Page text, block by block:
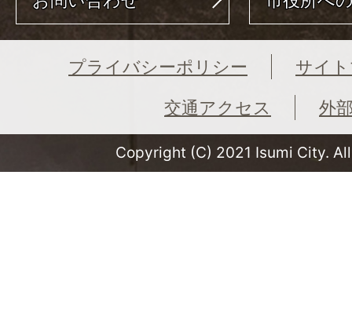
プライバシーポリシー
サイ
交通アクセス
外
Copyright (C) 2021 Isumi City.